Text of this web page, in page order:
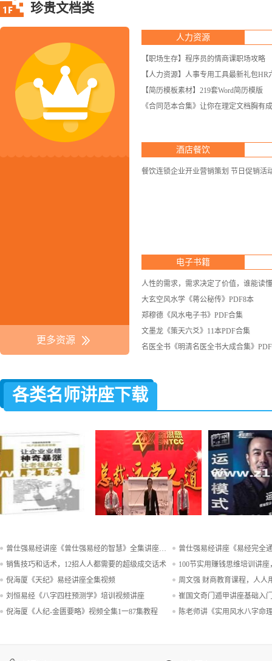
珍贵文档类
更多资源
人力资源
【职场生存】程序员的情商课职场攻略
【人力资源】人事专用工具最新礼包HR
【简历模板素材】219套Word简历模版
《合同范本合集》让你在理定文档胸有
酒店餐饮
餐饮连锁企业开业营销策划 节日促销活
电子书籍
人性的需求，需求决定了价值，谁能读
大玄空风水学《蒋公秘传》PDF8本
郑穆德《风水电子书》PDF合集
文墨龙《策天六爻》11本PDF合集
名医全书《明清名医全书大成合集》
各类名师讲座下载
曾仕强易经讲座《曾仕强易经的智慧》全集讲座视频下载...
销售技巧和话术，12招人人都需要的超级成交话术
倪海厦《天纪》易经讲座全集视频
刘恒易经《八字四柱预测学》培训视频讲座
倪海厦《人纪-金匮要略》视频全集1一87集教程